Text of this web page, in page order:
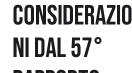
Considerazio
ni dal 57°